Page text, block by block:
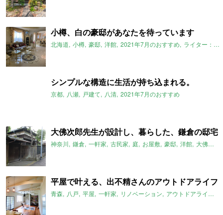
小樽、白の豪邸があなたを待っています
北海道 小樽 豪邸 洋館 2021年7月のおすすめ ライター：葱山紫蘇子
シンプルな構造に生活が持ち込まれる。
京都 八瀬 戸建て 八清 2021年7月のおすすめ
大佛次郎先生が設計し、暮らした、鎌倉の邸宅
神奈川 鎌倉 一軒家 古民家 庭 お屋敷 豪邸 洋館 大佛次郎
平屋で叶える、出不精さんのアウトドアライフ
青森 八戸 平屋 一軒家 リノベーション アウトドアライフ